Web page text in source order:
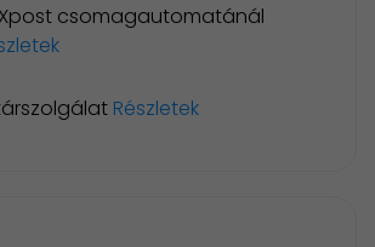
csomagautomatánál
Részletek